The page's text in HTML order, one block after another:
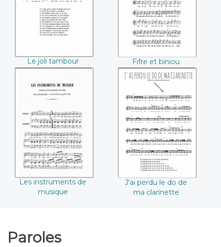
Le joli tambour Fifre et biniou
Les instruments de
musique
Les instruments de
musique
J'ai perdu le do de
ma clarinette
J'ai perdu le do de
ma clarinette
Paroles